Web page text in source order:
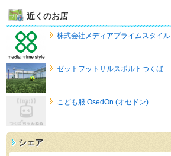
近くのお店
株式会社メディアプライムスタイル
ゼットフットサルスポルトつくば
こども服 OsedOn (オセドン)
シェア